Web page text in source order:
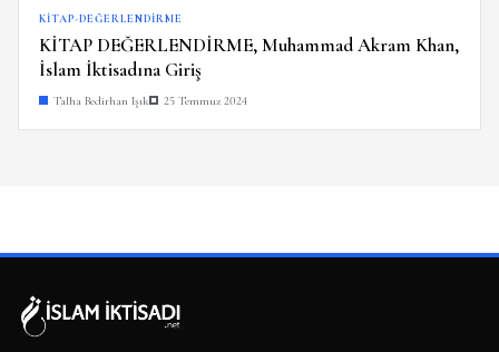
KITAP-DEĞERLENDIRME
KİTAP DEĞERLENDİRME, Muhammad Akram Khan,
İslam İktisadına Giriş
Talha Bedirhan Işık 25 Temmuz 2024